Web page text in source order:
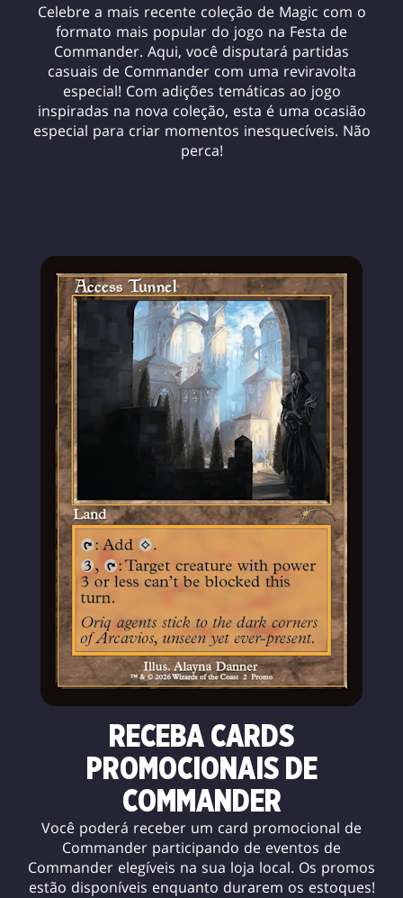
Celebre a mais recente coleção de Magic com o
formato mais popular do jogo na Festa de
Commander. Aqui, você disputará partidas
casuais de Commander com uma reviravolta
especial! Com adições temáticas ao jogo
inspiradas na nova coleção, esta é uma ocasião
especial para criar momentos inesquecíveis. Não
perca!
RECEBA CARDS
PROMOCIONAIS DE
COMMANDER
Você poderá receber um card promocional de
Commander participando de eventos de
Commander elegíveis na sua loja local. Os promos
estão disponíveis enquanto durarem os estoques!